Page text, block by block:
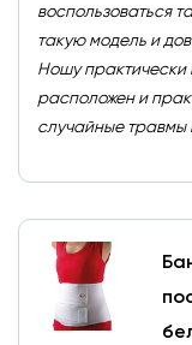
воспользоваться
такую модель и
Ношу практически
расположен и
случайные травмы